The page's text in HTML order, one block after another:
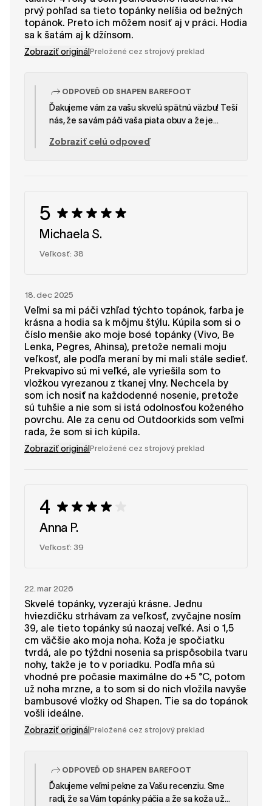
prvý pohľad sa tieto topánky nelíšia od bežných
topánok. Preto ich môžem nosiť aj v práci. Hodia
sa k šatám aj k džínsom.
Zobraziť originál Preložené cez strojový preklad
ODPOVEĎ OD SHAPEN BAREFOOT
Ďakujeme vám za vašu skvelú spätnú väzbu! Teší
nás, že sa vám páči vaša piata obuv a že je
koža, remeselné spracovanie a pohodlie
Vaša podpora pre nás naozaj znamená veľa! Tím
Zobraziť celú odpoveď
5
Michaela S.
Veľkosť: 38
18. dec 2025
Veľmi sa mi páči vzhľad týchto topánok, farba je
krásna a hodia sa k môjmu štýlu. Kúpila som si o
číslo menšie ako moje bosé topánky (Vivo, Be
Lenka, Pegres, Ahinsa), pretože nemali moju
veľkosť, ale podľa meraní by mi mali stále sedieť.
Prekvapivo sú mi veľké, ale vyriešila som to
vložkou vyrezanou z tkanej vlny. Nechcela by
som ich nosiť na každodenné nosenie, pretože
sú tuhšie a nie som si istá odolnosťou koženého
povrchu. Ale za cenu od Outdoorkids som veľmi
rada, že som si ich kúpila.
Zobraziť originál Preložené cez strojový preklad
4
Anna P.
Veľkosť: 39
22. mar 2026
Skvelé topánky, vyzerajú krásne. Jednu
hviezdičku strhávam za veľkosť, zvyčajne nosím
39, ale tieto topánky sú naozaj veľké. Asi o 1,5
cm väčšie ako moja noha. Koža je spočiatku
tvrdá, ale po týždni nosenia sa prispôsobila tvaru
nohy, takže je to v poriadku. Podľa mňa sú
vhodné pre počasie maximálne do +5 °C, potom
už noha mrzne, a to som si do nich vložila navyše
bambusové vložky od Shapen. Tie sa do topánok
vošli ideálne.
Zobraziť originál Preložené cez strojový preklad
ODPOVEĎ OD SHAPEN BAREFOOT
Ďakujeme veľmi pekne za Vašu recenziu. Sme
radi, že sa Vám topánky páčia a že sa koža už